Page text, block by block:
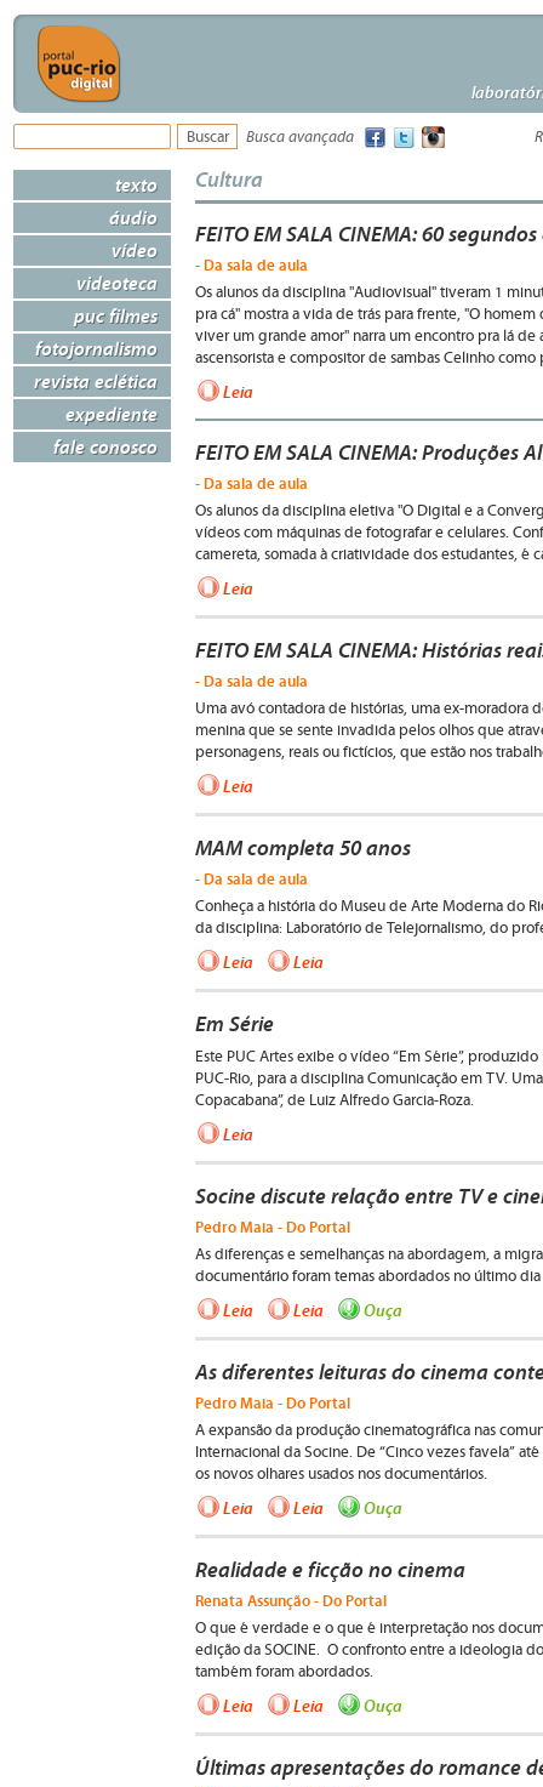
Busca avançada
texto
áudio
vídeo
videoteca
puc filmes
fotojornalismo
revista eclética
expediente
fale conosco
Cultura
FEITO EM SALA CINEMA: 60
- Da sala de aula
Os alunos da disciplina "Audiovisual" tiveram 1
pra cá" mostra a vida de trás para frente, "O
viver um grande amor" narra um encontro pra lá
ascensorista e compositor de sambas Celinho como
Leia
FEITO EM SALA CINEMA: Produções
- Da sala de aula
Os alunos da disciplina eletiva "O Digital e a
vídeos com máquinas de fotografar e celulares.
camereta, somada à criatividade dos estudantes, é
Leia
FEITO EM SALA CINEMA: Histórias
- Da sala de aula
Uma avó contadora de histórias, uma ex-
menina que se sente invadida pelos olhos que
personagens, reais ou fictícios, que estão nos
Leia
MAM completa 50 anos
- Da sala de aula
Conheça a história do Museu de Arte Moderna do
da disciplina: Laboratório de Telejornalismo, do
Leia Leia
Em Série
Este PUC Artes exibe o vídeo “Em Série”,
PUC-Rio, para a disciplina Comunicação em TV.
Copacabana”, de Luiz Alfredo Garcia-Roza.
Leia
Socine discute relação entre TV e
Pedro Maia - Do Portal
As diferenças e semelhanças na abordagem, a
documentário foram temas abordados no último dia
Leia Leia Ouça
As diferentes leituras do cinema
Pedro Maia - Do Portal
A expansão da produção cinematográfica nas
Internacional da Socine. De “Cinco vezes favela”
os novos olhares usados nos documentários.
Leia Leia Ouça
Realidade e ficção no cinema
Renata Assunção - Do Portal
O que é verdade e o que é interpretação nos
edição da SOCINE. O confronto entre a ideologia
também foram abordados.
Leia Leia Ouça
Últimas apresentações do romance